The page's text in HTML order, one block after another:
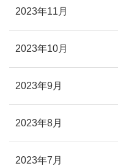
2023年11月
2023年10月
2023年9月
2023年8月
2023年7月